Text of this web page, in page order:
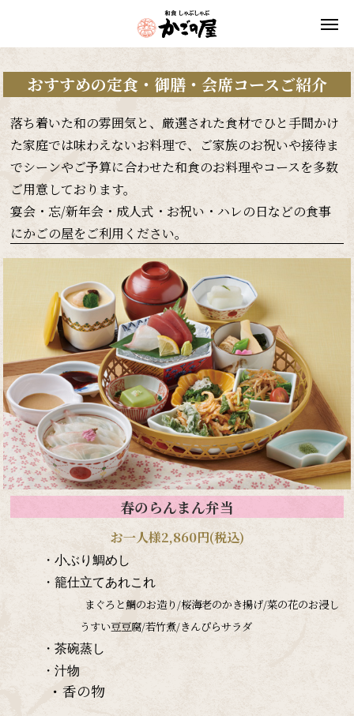
おすすめの定食・御膳・会席コースご紹介
落ち着いた和の雰囲気と、厳選された食材でひと手間かけ
た家庭では味わえないお料理で、ご家族のお祝いや接待ま
でシーンやご予算に合わせた和食のお料理やコースを多数
ご用意しております。
宴会・忘/新年会・成人式・お祝い・ハレの日などの食事
にかごの屋をご利用ください。
春のらんまん弁当
お一人様2,860円(税込)
・小ぶり鯛めし
・籠仕立てあれこれ
まぐろと鯛のお造り/桜海老のかき揚げ/菜の花のお浸し
うすい豆豆腐/若竹煮/きんぴらサラダ
・茶碗蒸し
・汁物
・香の物